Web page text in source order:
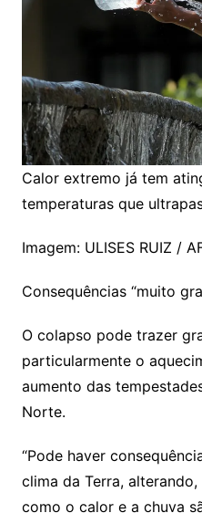
Calor extremo já tem
temperaturas que
Imagem: ULISES RUIZ /
Consequências “muito
O colapso pode trazer
particularmente o
aumento das
Norte.
“Pode haver
clima da Terra,
como o calor e a chuva